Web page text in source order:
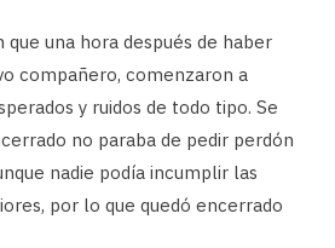
que una hora después de haber
compañero, comenzaron a
y ruidos de todo tipo. Se
no paraba de pedir perdón
nadie podía incumplir las
por lo que quedó encerrado